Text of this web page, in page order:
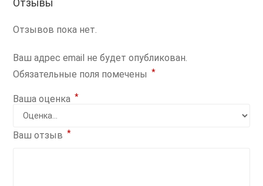
Отзывов пока нет.
Ваш адрес email не будет опубликован.
Обязательные поля помечены *
Ваша оценка *
Ваш отзыв *